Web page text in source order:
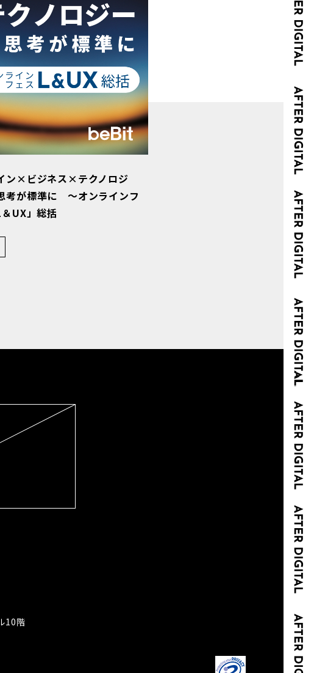
ン×ビジネス×テクノロジ
考が標準に ～オンラインフ
UX」総括
10階